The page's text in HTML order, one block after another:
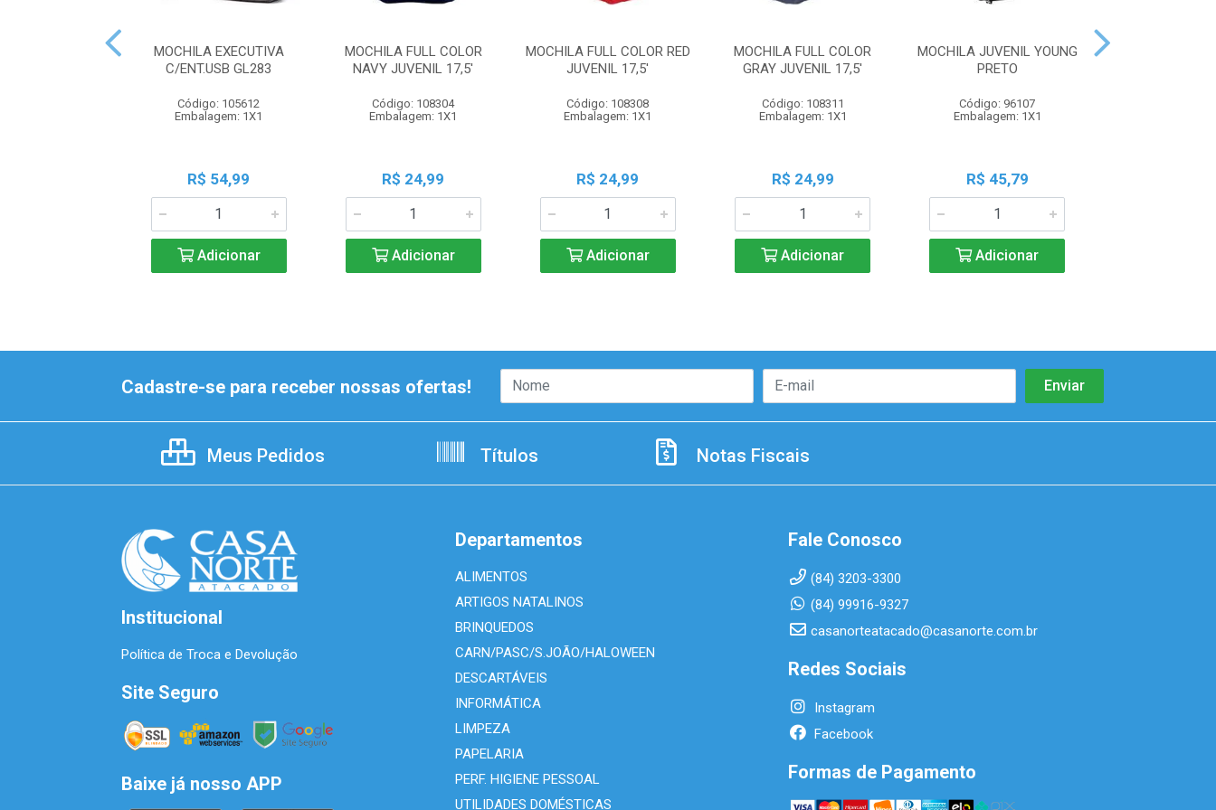
MOCHILA EXECUTIVA
C/ENT.USB GL283
Código: 105612
Embalagem: 1X1
R$ 54,99
Adicionar
MOCHILA FULL COLOR
NAVY JUVENIL 17,5'
Código: 108304
Embalagem: 1X1
R$ 24,99
Adicionar
MOCHILA FULL COLOR RED
JUVENIL 17,5'
Código: 108308
Embalagem: 1X1
R$ 24,99
Adicionar
MOCHILA FULL COLOR
GRAY JUVENIL 17,5'
Código: 108311
Embalagem: 1X1
R$ 24,99
Adicionar
MOCHILA JUVENIL YOUNG
PRETO
Código: 96107
Embalagem: 1X1
R$ 45,79
Adicionar
Cadastre-se para receber nossas ofertas!
Meus Pedidos Títulos Notas Fiscais
Institucional
Política de Troca e Devolução
Site Seguro
Baixe já nosso APP
Departamentos
ALIMENTOS
ARTIGOS NATALINOS
BRINQUEDOS
CARN/PASC/S.JOÃO/HALOWEEN
DESCARTÁVEIS
INFORMÁTICA
LIMPEZA
PAPELARIA
PERF. HIGIENE PESSOAL
UTILIDADES DOMÉSTICAS
Fale Conosco
(84) 3203-3300
(84) 99916-9327
casanorteatacado@casanorte.com.br
Redes Sociais
Instagram
Facebook
Formas de Pagamento